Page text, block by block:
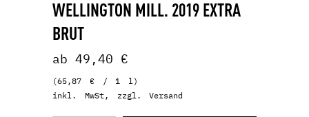
WELLINGTON MILL. 2019 EXTRA
BRUT
ab 49,40 €
(65,87 € / 1 l)
inkl. MwSt, zzgl. Versand